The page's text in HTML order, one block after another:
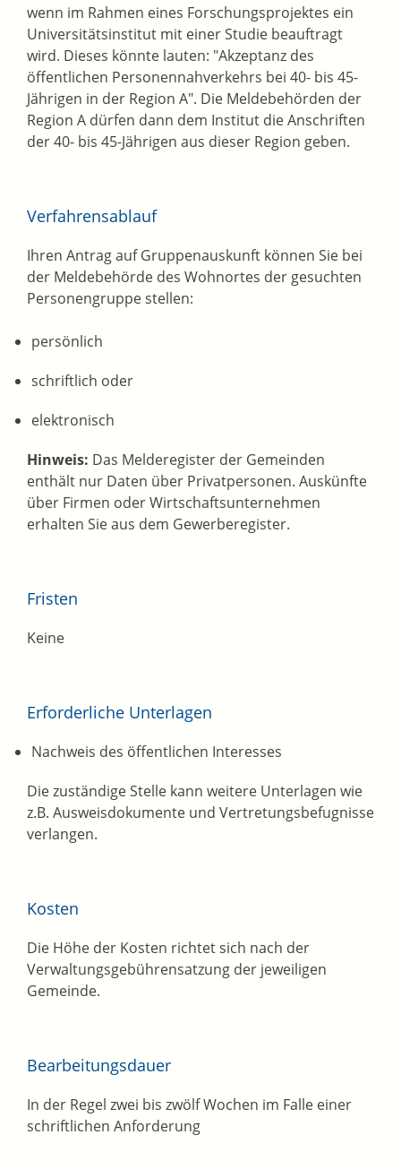
wenn im Rahmen eines Forschungsprojektes ein
Universitätsinstitut mit einer Studie beauftragt
wird. Dieses könnte lauten: "Akzeptanz des
öffentlichen Personennahverkehrs bei 40- bis 45-
Jährigen in der Region A". Die Meldebehörden der
Region A dürfen dann dem Institut die Anschriften
der 40- bis 45-Jährigen aus dieser Region geben.
Verfahrensablauf
Ihren Antrag auf Gruppenauskunft können Sie bei
der Meldebehörde des Wohnortes der gesuchten
Personengruppe stellen:
persönlich
schriftlich oder
elektronisch
Hinweis: Das Melderegister der Gemeinden
enthält nur Daten über Privatpersonen. Auskünfte
über Firmen oder Wirtschaftsunternehmen
erhalten Sie aus dem Gewerberegister.
Fristen
Keine
Erforderliche Unterlagen
Nachweis des öffentlichen Interesses
Die zuständige Stelle kann weitere Unterlagen wie
z.B. Ausweisdokumente und Vertretungsbefugnisse
verlangen.
Kosten
Die Höhe der Kosten richtet sich nach der
Verwaltungsgebührensatzung der jeweiligen
Gemeinde.
Bearbeitungsdauer
In der Regel zwei bis zwölf Wochen im Falle einer
schriftlichen Anforderung